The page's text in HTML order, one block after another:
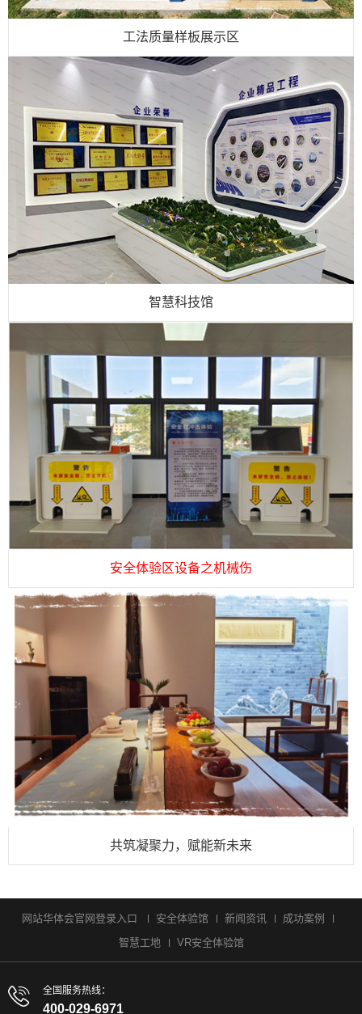
工法质量样板展示区
智慧科技馆
安全体验区设备之机械伤
共筑凝聚力，赋能新未来
网站华体会官网登录入口 安全体验馆 新闻资讯
成功案例
智慧工地
VR安全体验馆
全国服务热线：
400-029-6971